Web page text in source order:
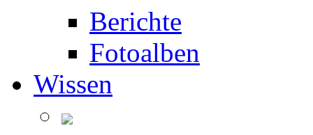
Berichte
Fotoalben
Wissen